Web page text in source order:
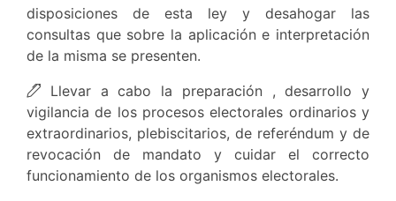
disposiciones de esta ley y desahogar las
consultas que sobre la aplicación e interpretación
de la misma se presenten.
Llevar a cabo la preparación , desarrollo y
vigilancia de los procesos electorales ordinarios y
extraordinarios, plebiscitarios, de referéndum y de
revocación de mandato y cuidar el correcto
funcionamiento de los organismos electorales.